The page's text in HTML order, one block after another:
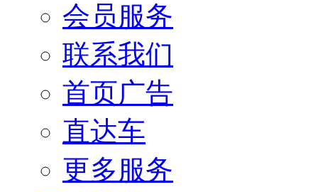
会员服务
联系我们
首页广告
直达车
更多服务